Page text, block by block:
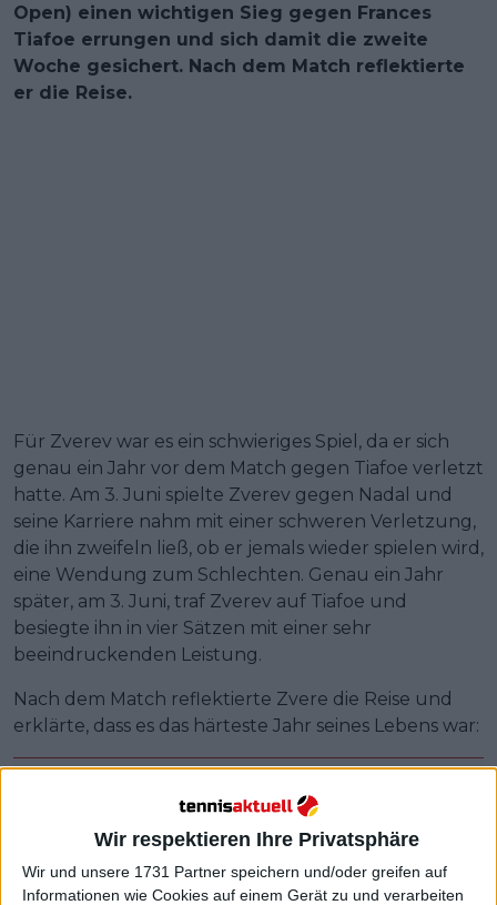
Wir respektieren Ihre Privatsphäre
Wir und unsere 1731 Partner speichern und/oder greifen auf
Informationen wie Cookies auf einem Gerät zu und verarbeiten
Open) einen wichtigen Sieg gegen Frances
Tiafoe errungen und sich damit die zweite
Woche gesichert. Nach dem Match reflektierte
er die Reise.
Für Zverev war es ein schwieriges Spiel, da er sich
genau ein Jahr vor dem Match gegen Tiafoe verletzt
hatte. Am 3. Juni spielte Zverev gegen Nadal und
seine Karriere nahm mit einer schweren Verletzung,
die ihn zweifeln ließ, ob er jemals wieder spielen wird,
eine Wendung zum Schlechten. Genau ein Jahr
später, am 3. Juni, traf Zverev auf Tiafoe und
besiegte ihn in vier Sätzen mit einer sehr
beeindruckenden Leistung.
Nach dem Match reflektierte Zvere die Reise und
erklärte, dass es das härteste Jahr seines Lebens war: